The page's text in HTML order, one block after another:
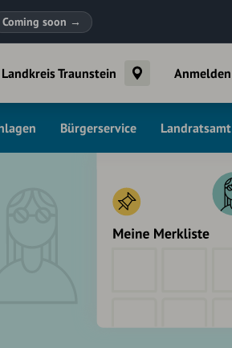
Coming soon →
Landkreis Traunstein Anmelden
Bürgerservice Landratsamt